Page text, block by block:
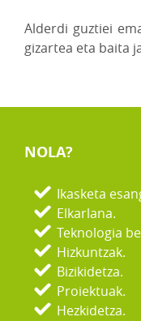
Alderdi guztiei
gizartea eta baita
NOLA?
Ikasketa
Elkarlana.
Teknologia
Hizkuntzak.
Bizikidetza.
Proiektuak.
Hezkidetza.